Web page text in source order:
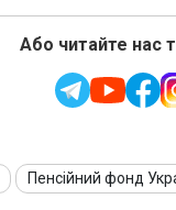
Або читайте нас
Пенсійний фонд